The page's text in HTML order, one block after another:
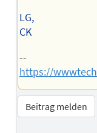
LG,
CK
--
https://
Beitrag melden